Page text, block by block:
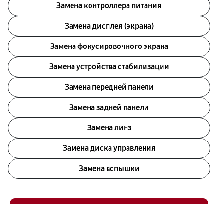
Замена контроллера питания
Замена дисплея (экрана)
Замена фокусировочного экрана
Замена устройства стабилизации
Замена передней панели
Замена задней панели
Замена линз
Замена диска управления
Замена вспышки